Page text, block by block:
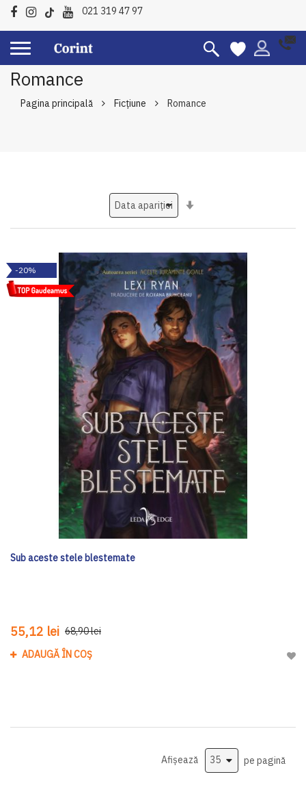
021 319 47 97
Romance
Pagina principală Ficțiune Romance
-20%
Sub aceste stele blestemate
55,12 lei 68,90 lei
ADAUGĂ ÎN COȘ
Afișează pe pagină